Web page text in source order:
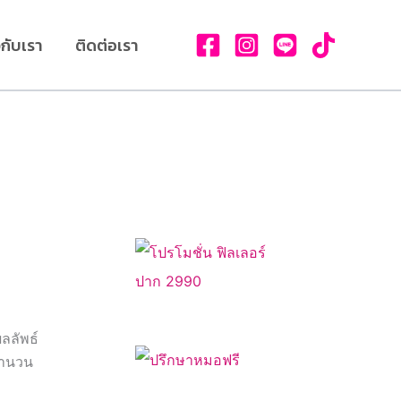
บเรา ติดต่อเรา
ลลัพธ์
นวน